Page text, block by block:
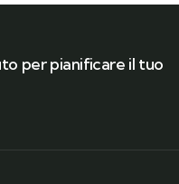
per pianificare il tuo